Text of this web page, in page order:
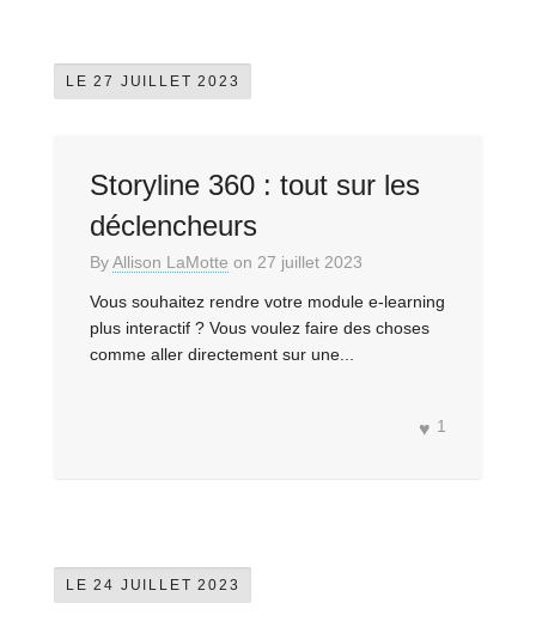
LE 27 JUILLET 2023
Storyline 360 : tout sur les
déclencheurs
ByAllison LaMotte on 27 juillet 2023
Vous souhaitez rendre votre module e-learning
plus interactif ? Vous voulez faire des choses
comme aller directement sur une...
1
LE 24 JUILLET 2023